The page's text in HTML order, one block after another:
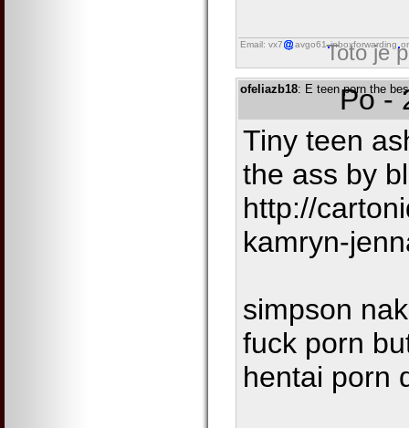
Email: vx7 avgo61 inboxforwarding
Toto je
ofeliazb18: E teen porn the
Po -
Tiny teen
the ass by
http://
kamryn-
simpson
fuck porn
hentai porn